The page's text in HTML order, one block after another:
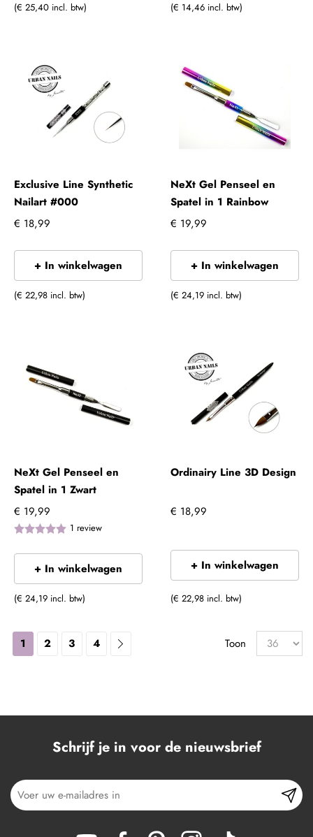
(€ 25,40 incl. btw) (€ 14,46 incl. btw)
Exclusive Line Synthetic
Nailart #000
€ 18,99
+ In winkelwagen
(€ 22,98 incl. btw)
NeXt Gel Penseel en
Spatel in 1 Rainbow
€ 19,99
+ In winkelwagen
(€ 24,19 incl. btw)
NeXt Gel Penseel en
Spatel in 1 Zwart
€ 19,99
1 review
+ In winkelwagen
(€ 24,19 incl. btw)
Ordinairy Line 3D Design
€ 18,99
+ In winkelwagen
(€ 22,98 incl. btw)
1 2 3 4 Toon
Schrijf je in voor de nieuwsbrief